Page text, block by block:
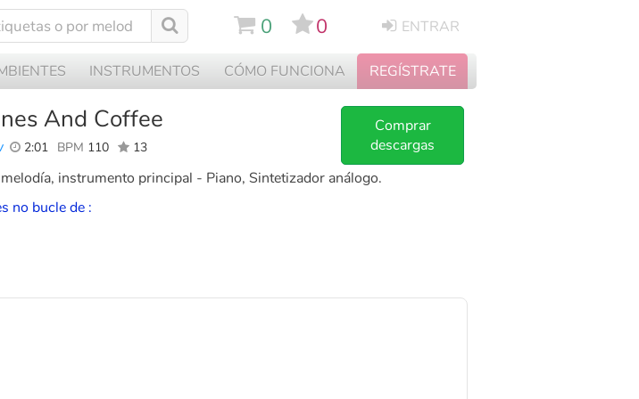
0 0 ENTRAR
INSTRUMENTOS CÓMO FUNCIONA REGÍSTRATE
And Coffee
2:01 BPM 110 13
Comprar
descargas
instrumento principal - Piano, Sintetizador análogo.
no bucle de :